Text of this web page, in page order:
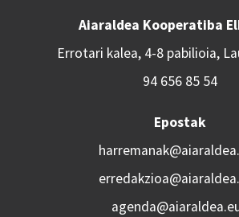
Aiaraldea Kooperatiba
Errotari kalea, 4-8 pabilioia,
94 656 85 54
Epostak